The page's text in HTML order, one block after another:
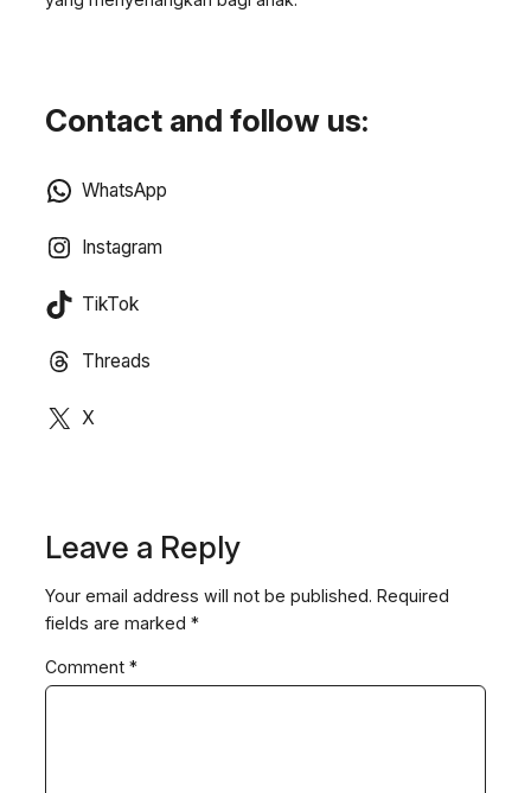
Contact and follow us:
WhatsApp
Instagram
TikTok
Threads
X
Leave a Reply
Your email address will not be published. Required
fields are marked *
Comment *